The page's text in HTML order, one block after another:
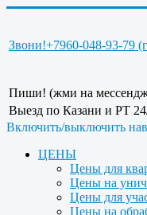
Звони!+7960-048-93-79
Пиши! (жми на
Выезд по Казани и РТ
Включить/выключить
ЦЕНЫ
Цены для
Цены на
Цены для
Цены на